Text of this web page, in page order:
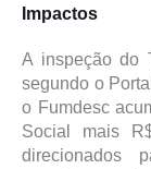
Impactos
A inspeção do
segundo o
o Fumdesc
Social mais
direcionados